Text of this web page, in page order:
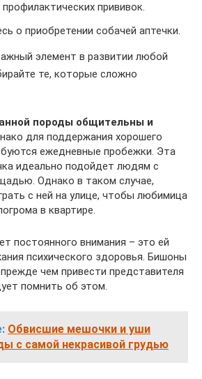
прививок.
о приобретении собачей аптечки.
элемент в развитии любой
те, которые сложно
породы общительны и
для поддержания хорошего
ежедневные пробежки. Эта
идеально подойдет людям с
Однако в таком случае,
с ней на улице, чтобы любимица
в квартире.
постоянного внимания – это ей
психического здоровья. Бишоны
чем привести представителя
помнить об этом.
Обвисшие мешочки и уши
с самой некрасивой грудью